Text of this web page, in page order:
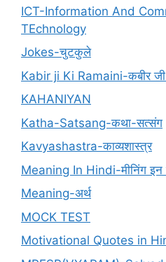
ICT-Information And
TEchnology
Jokes-चुटकुले
Kabir ji Ki Ramaini-कबीर जी
KAHANIYAN
Katha-Satsang-कथा-सत्संग
Kavyashastra-काव्यशास्त्र
Meaning In Hindi-मीनिंग इन
Meaning-अर्थ
MOCK TEST
Motivational Quotes in